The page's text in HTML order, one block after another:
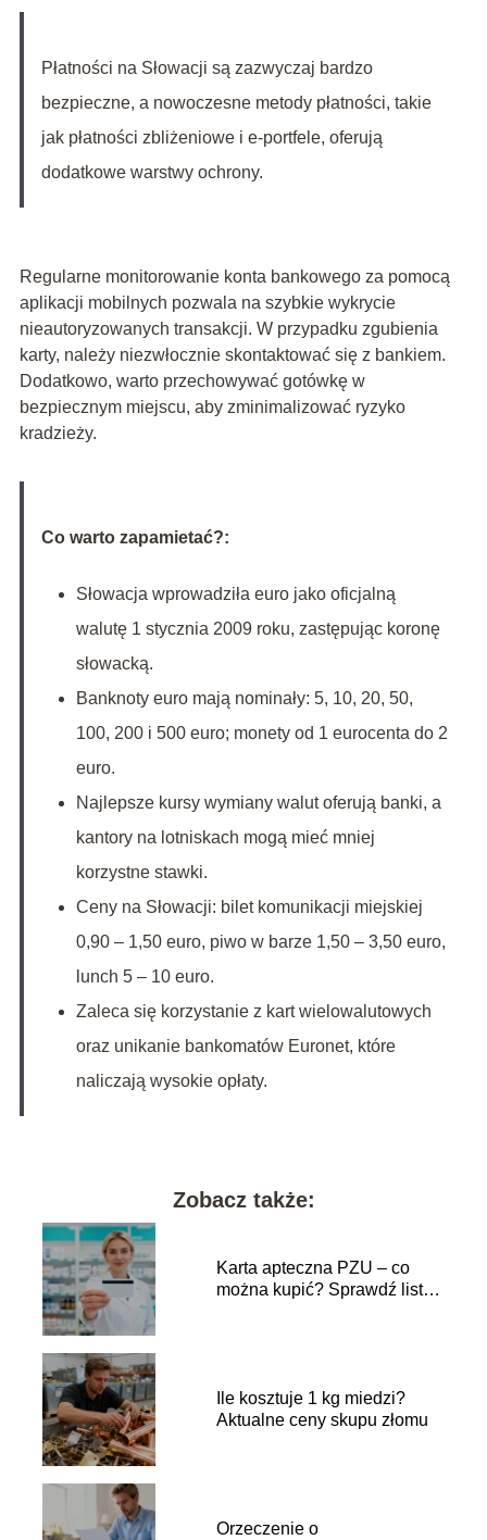
Płatności na Słowacji są zazwyczaj bardzo
bezpieczne, a nowoczesne metody płatności, takie
jak płatności zbliżeniowe i e-portfele, oferują
dodatkowe warstwy ochrony.
Regularne monitorowanie konta bankowego za pomocą
aplikacji mobilnych pozwala na szybkie wykrycie
nieautoryzowanych transakcji. W przypadku zgubienia
karty, należy niezwłocznie skontaktować się z bankiem.
Dodatkowo, warto przechowywać gotówkę w
bezpiecznym miejscu, aby zminimalizować ryzyko
kradzieży.
Co warto zapamietać?:
Słowacja wprowadziła euro jako oficjalną
walutę 1 stycznia 2009 roku, zastępując koronę
słowacką.
Banknoty euro mają nominały: 5, 10, 20, 50,
100, 200 i 500 euro; monety od 1 eurocenta do 2
euro.
Najlepsze kursy wymiany walut oferują banki, a
kantory na lotniskach mogą mieć mniej
korzystne stawki.
Ceny na Słowacji: bilet komunikacji miejskiej
0,90 – 1,50 euro, piwo w barze 1,50 – 3,50 euro,
lunch 5 – 10 euro.
Zaleca się korzystanie z kart wielowalutowych
oraz unikanie bankomatów Euronet, które
naliczają wysokie opłaty.
Zobacz także:
Karta apteczna PZU – co
można kupić? Sprawdź listę
Ile kosztuje 1 kg miedzi?
Aktualne ceny skupu złomu
Orzeczenie o